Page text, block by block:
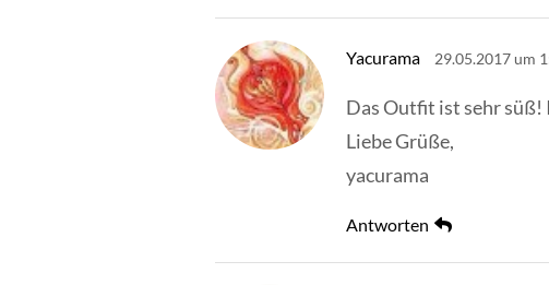
Yacurama 29.05.2017 um
Das Outfit ist sehr süß!
Liebe Grüße,
yacurama
Antworten